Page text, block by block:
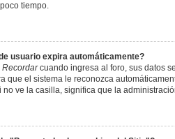
tiempo.
usuario expira automáticamente?
Recordarcuando ingresa al foro, sus datos
que el sistema le reconozca
no ve la casilla, significa que la